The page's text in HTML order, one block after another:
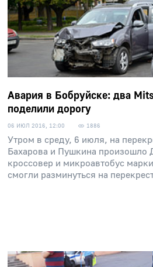
Авария в Бобруйске: два
поделили дорогу
06 ИЮЛ 2016, 12:00 1886
Утром в среду, 6 июля, на
Бахарова и Пушкина произошло
кроссовер и микроавтобус
смогли разминуться на